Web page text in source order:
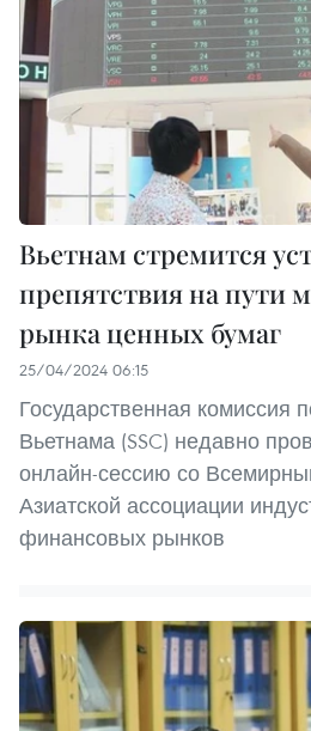
Вьетнам стремится
препятствия на пути
рынка ценных бумаг
25/04/2024 06:15
Государственная комиссия
Вьетнама (SSC) недавно
онлайн-сессию со
Азиатской ассоциации
финансовых рынков